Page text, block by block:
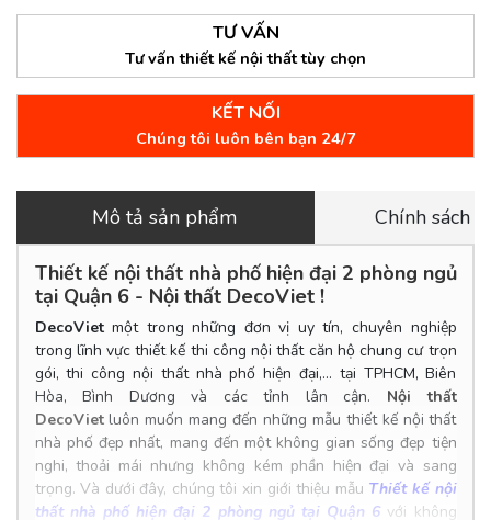
TƯ VẤN
Tư vấn thiết kế nội thất tùy chọn
KẾT NỐI
Chúng tôi luôn bên bạn 24/7
Mô tả sản phẩm Chính sách
Thiết kế nội thất nhà phố hiện đại 2 phòng ngủ
tại Quận 6 - Nội thất DecoViet !
DecoVietmột trong những đơn vị uy tín, chuyên nghiệp
trong lĩnh vực thiết kế thi công nội thất căn hộ chung cư trọn
gói, thi công nội thất nhà phố hiện đại,... tại TPHCM, Biên
Hòa, Bình Dương và các tỉnh lân cận. Nội thất
DecoVietluôn muốn mang đến những mẫu thiết kế nội thất
nhà phố đẹp nhất, mang đến một không gian sống đẹp tiện
nghi, thoải mái nhưng không kém phần hiện đại và sang
trọng. Và dưới đây, chúng tôi xin giới thiệu mẫu Thiết kế nội
thất nhà phố hiện đại 2 phòng ngủ tại Quận 6 với không